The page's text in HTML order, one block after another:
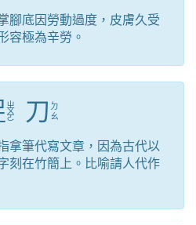
腳底因勞動過度，皮膚久受
容極為辛勞。
ㄓ
ㄨ
ㄛ 刀 ㄉ
ㄠ
拿筆代寫文章，因為古代以
刻在竹簡上。比喻請人代作